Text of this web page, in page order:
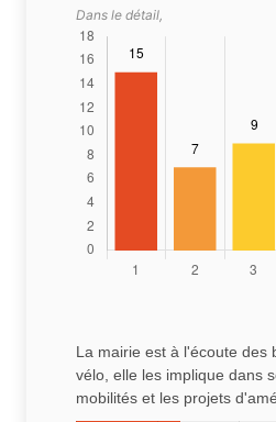
Dans le détail,
La mairie est à l'écoute des
vélo, elle les implique dans
mobilités et les projets